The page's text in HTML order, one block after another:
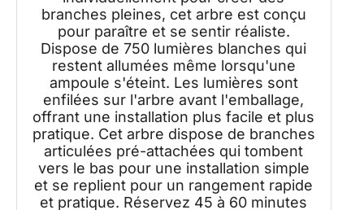
branches pleines, cet arbre est conçu
pour paraître et se sentir réaliste.
Dispose de 750 lumières blanches qui
restent allumées même lorsqu'une
ampoule s'éteint. Les lumières sont
enfilées sur l'arbre avant l'emballage,
offrant une installation plus facile et plus
pratique. Cet arbre dispose de branches
articulées pré-attachées qui tombent
vers le bas pour une installation simple
et se replient pour un rangement rapide
et pratique. Réservez 45 à 60 minutes